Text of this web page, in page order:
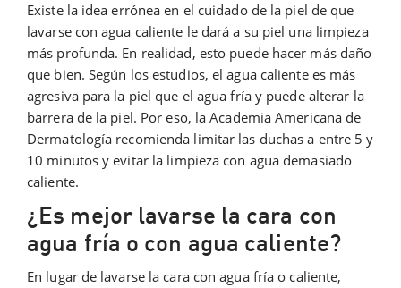
Existe la idea errónea en el cuidado de la piel de que
lavarse con agua caliente le dará a su piel una limpieza
más profunda. En realidad, esto puede hacer más daño
que bien. Según los estudios, el agua caliente es más
agresiva para la piel que el agua fría y puede alterar la
barrera de la piel. Por eso, la Academia Americana de
Dermatología recomienda limitar las duchas a entre 5 y
10 minutos y evitar la limpieza con agua demasiado
caliente.
¿Es mejor lavarse la cara con
agua fría o con agua caliente?
En lugar de lavarse la cara con agua fría o caliente,